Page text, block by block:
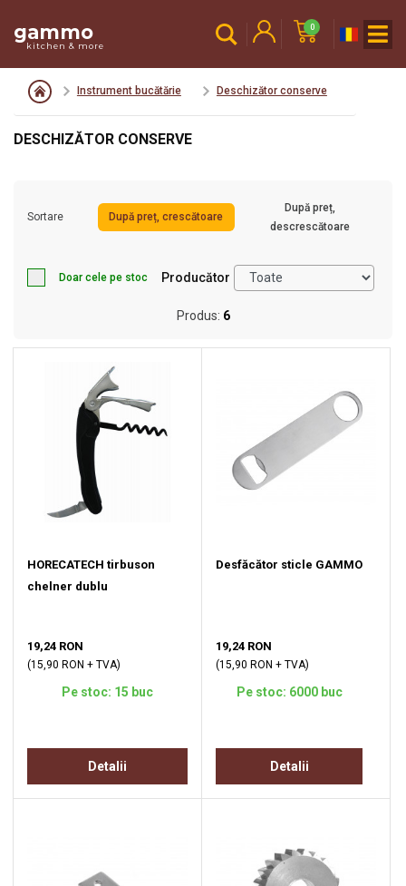
gammo
kitchen & more
0
Instrument bucătărie Deschizător conserve
DESCHIZĂTOR CONSERVE
Sortare După preț, crescătoare
După preț,
descrescătoare
Doar cele pe stoc Producător
Produs: 6
HORECATECH tirbuson
chelner dublu
19,24 RON
(15,90 RON + TVA)
Pe stoc: 15 buc
Detalii
Desfăcător sticle GAMMO
19,24 RON
(15,90 RON + TVA)
Pe stoc: 6000 buc
Detalii